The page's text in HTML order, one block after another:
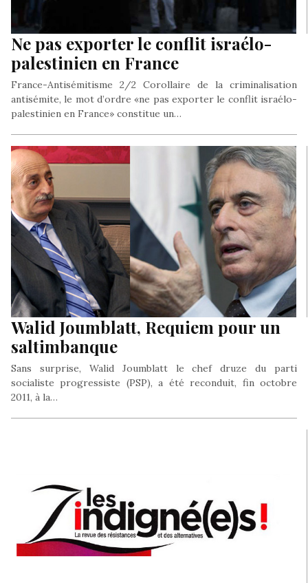
Ne pas exporter le conflit israélo-
palestinien en France
France-Antisémitisme 2/2 Corollaire de la criminalisation
antisémite, le mot d’ordre «ne pas exporter le conflit israélo-
palestinien en France» constitue un…
Walid Joumblatt, Requiem pour un
saltimbanque
Sans surprise, Walid Joumblatt le chef druze du parti
socialiste progressiste (PSP), a été reconduit, fin octobre
2011, à la…